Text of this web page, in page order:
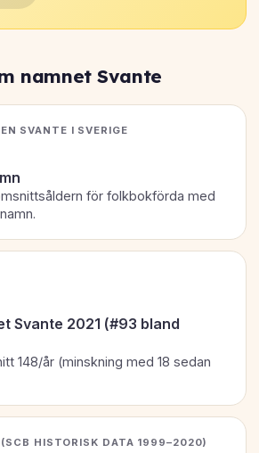
namnet Svante
SVANTE I SVERIGE
för folkbokförda med
Svante 2021 (#93 bland
148/år (minskning med 18 sedan
(SCB HISTORISK DATA 1999–2020)